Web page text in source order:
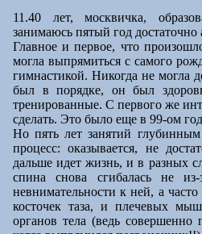
11.40 лет, москвичка,
занимаюсь пятый год достаточно
Главное и первое, что
могла выпрямиться с самого
гимнастикой. Никогда не могла
был в порядке, он был
тренированные. С первого же
сделать. Это было еще в 99-ом
Но пять лет занятий
процесс: оказывается, не
дальше идет жизнь, и в разных
спина снова сгибалась не
невнимательности к ней, а
косточек таза, и плечевых
органов тела (ведь совершенно